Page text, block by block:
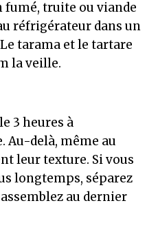
truite ou viande
réfrigérateur dans un
tarama et le tartare
la veille.
3 heures à
Au-delà, même au
leur texture. Si vous
longtemps, séparez
au dernier